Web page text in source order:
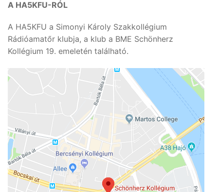
A HA5KFU-RÓL
A HA5KFU a Simonyi Károly Szakkollégium
Rádióamatőr klubja, a klub a BME Schönherz
Kollégium 19. emeletén található.